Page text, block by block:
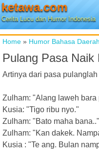
ketawa.com
Cerita Lucu dan Humor Indonesia
Home » Humor Bahasa Daerah
Pulang Pasa Naik
Artinya dari pasa
Zulham: "Alang laweh
Kusia: "Tigo ribu nyo."
Zulham: "Bato maha bana.."
Zulham: "Kan dakek.
Kusia : "Te ang. Bulan